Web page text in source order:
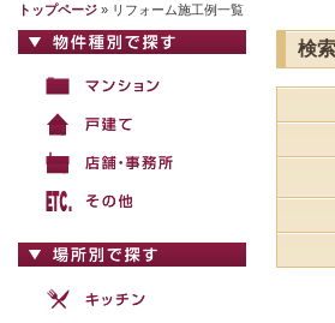
トップページ » リフォーム施工例一覧
検